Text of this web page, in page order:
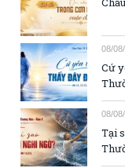
08/
Cứ
08/
Tại